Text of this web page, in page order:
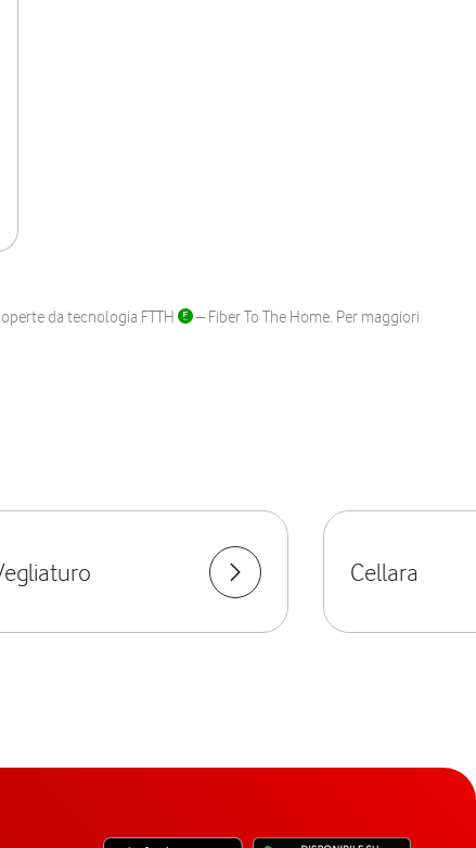
da tecnologia FTTH
– Fiber To The Home. Per maggiori
Cellara